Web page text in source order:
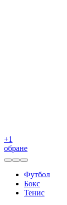
+1
обране
Футбол
Бокс
Тенис